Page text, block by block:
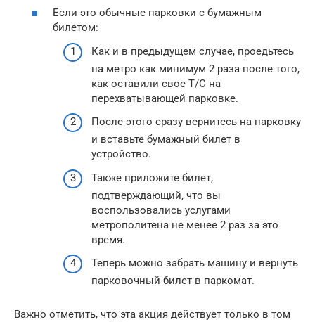
Если это обычные парковки с бумажным
билетом:
Как и в предыдущем случае, проедьтесь
на метро как минимум 2 раза после того,
как оставили свое Т/С на
перехватывающей парковке.
После этого сразу вернитесь на парковку
и вставьте бумажный билет в
устройство.
Также приложите билет,
подтверждающий, что вы
воспользовались услугами
метрополитена не менее 2 раз за это
время.
Теперь можно забрать машину и вернуть
парковочный билет в паркомат.
Важно отметить, что эта акция действует только в том